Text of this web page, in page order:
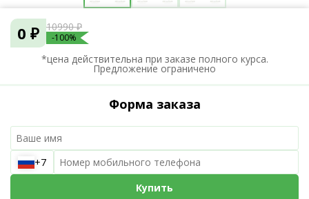
0 ₽ 10990 ₽
-100%
*цена действительна при заказе полного курса.
Предложение ограничено
Форма заказа
+7
Купить